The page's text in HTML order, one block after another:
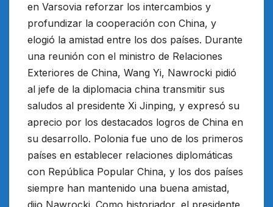
en Varsovia reforzar los intercambios y
profundizar la cooperación con China, y
elogió la amistad entre los dos países. Durante
una reunión con el ministro de Relaciones
Exteriores de China, Wang Yi, Nawrocki pidió
al jefe de la diplomacia china transmitir sus
saludos al presidente Xi Jinping, y expresó su
aprecio por los destacados logros de China en
su desarrollo. Polonia fue uno de los primeros
países en establecer relaciones diplomáticas
con República Popular China, y los dos países
siempre han mantenido una buena amistad,